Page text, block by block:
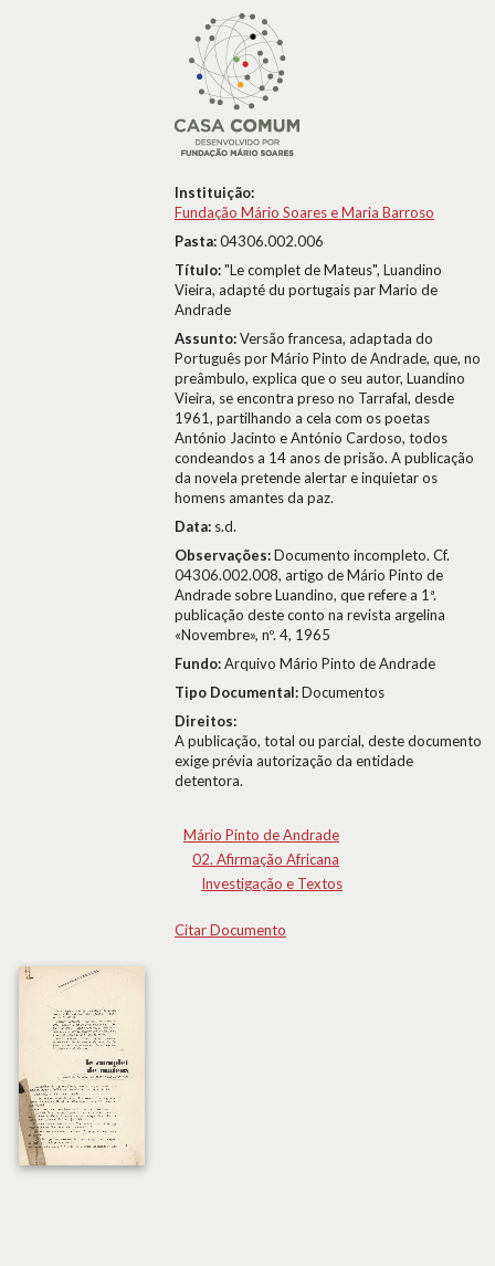
Instituição:
Fundação Mário Soares e Maria Barroso
Pasta:04306.002.006
Título:"Le complet de Mateus", Luandino
Vieira, adapté du portugais par Mario de
Andrade
Assunto:Versão francesa, adaptada do
Português por Mário Pinto de Andrade, que, no
preâmbulo, explica que o seu autor, Luandino
Vieira, se encontra preso no Tarrafal, desde
1961, partilhando a cela com os poetas
António Jacinto e António Cardoso, todos
condeandos a 14 anos de prisão. A publicação
da novela pretende alertar e inquietar os
homens amantes da paz.
Data: s.d.
Observações:Documento incompleto. Cf.
04306.002.008, artigo de Mário Pinto de
Andrade sobre Luandino, que refere a 1ª.
publicação deste conto na revista argelina
«Novembre», nº. 4, 1965
Fundo:Arquivo Mário Pinto de Andrade
Tipo Documental:Documentos
Direitos:
A publicação, total ou parcial, deste documento
exige prévia autorização da entidade
detentora.
Mário Pinto de Andrade
02. Afirmação Africana
Investigação e Textos
Citar Documento